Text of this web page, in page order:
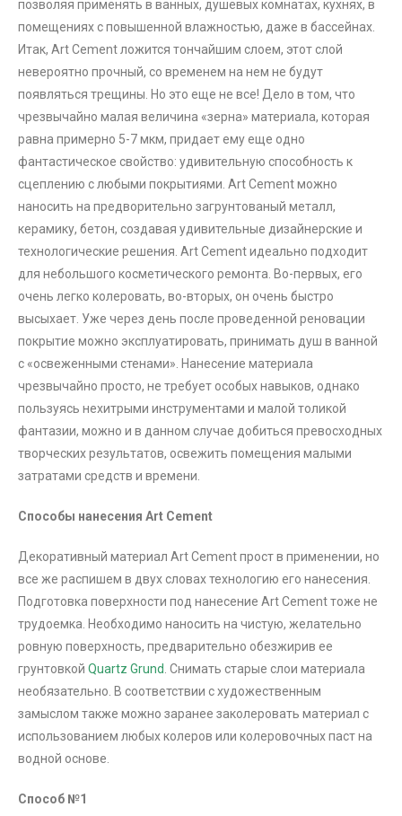
позволяя применять в ванных, душевых комнатах, кухнях, в
помещениях с повышенной влажностью, даже в бассейнах.
Итак, Art Cement ложится тончайшим слоем, этот слой
невероятно прочный, со временем на нем не будут
появляться трещины. Но это еще не все! Дело в том, что
чрезвычайно малая величина «зерна» материала, которая
равна примерно 5-7 мкм, придает ему еще одно
фантастическое свойство: удивительную способность к
сцеплению с любыми покрытиями. Art Cement можно
наносить на предворительно загрунтованый металл,
керамику, бетон, создавая удивительные дизайнерские и
технологические решения. Art Cement идеально подходит
для небольшого косметического ремонта. Во-первых, его
очень легко колеровать, во-вторых, он очень быстро
высыхает. Уже через день после проведенной реновации
покрытие можно эксплуатировать, принимать душ в ванной
с «освеженными стенами». Нанесение материала
чрезвычайно просто, не требует особых навыков, однако
пользуясь нехитрыми инструментами и малой толикой
фантазии, можно и в данном случае добиться превосходных
творческих результатов, освежить помещения малыми
затратами средств и времени.
Способы нанесения Art Cement
Декоративный материал Art Cement прост в применении, но
все же распишем в двух словах технологию его нанесения.
Подготовка поверхности под нанесение Art Cement тоже не
трудоемка. Необходимо наносить на чистую, желательно
ровную поверхность, предварительно обезжирив ее
грунтовкой Quartz Grund . Снимать старые слои материала
необязательно. В соответствии с художественным
замыслом также можно заранее заколеровать материал с
использованием любых колеров или колеровочных паст на
водной основе.
Способ №1